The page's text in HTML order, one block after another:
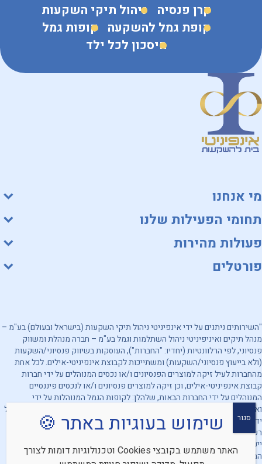
קרן פנסיה ניהול תיקי השקעות
קופת גמל להשקעה קופות גמל
חיסכון לכל ילד
מי אנחנו
תחומי הפעילות שלנו
פעולות מהירות
פורטלים
"השירותים ניתנים על ידי אינפיניטי ניהול תיקי השקעות (בישראל ובעולם) בע"מ –
מנהל תיקים ואיניפיניטי ניהול השתלמות וגמל בע"מ – חברה מנהלת ומשווק
פנסיוני, לפי הרלוונטיות (יחדיו: "החברות"), העוסקות בשיווק פנסיוני/השקעות
(ולא בייעוץ פנסיוני/השקעות) ומשתייכות לקבוצת אינפיניטי-אילים. לכל אחת
מהחברות לעיל זיקה למוצרים הפנסיונים ו/או נכסים המנוהלים על ידי חברות
קבוצת אינפיניטי-אילים, וכן זיקה למוצרים פנסיונים ו/או לנכסים פיננסיים
המנוהלים על ידי החברות הבאות, שלהלן: לקופות הגמל המנוהלות על ידי
ואיניפיניטי ניהול השתלמות וגמל בע"מ, ולקופות הגמל שהשקעותיהן מנוהלות על
ידי אינפיניטי ניהול תיקי השקעות (בישראל ובעולם) בע"מ. מובהר, כי החברות
רשאיות להעדיף מוצרים ו/או נכסים פיננסיים אחרים. האמור לעיל אינו מהווה
ייעוץ/שיווק השקעות ו/או ייעוץ/שיווק פנסיוני ו/או תחליף לייעוץ/שיווק כאמור
המתחשב בנתונים ובצרכים המיוחדים של כל אדם וכן אינו מהווה הצעה לרכישת
שימוש בעוגיות באתר 🍪
האתר משתמש בקובצי Cookies וטכנולוגיות דומות לצורך
סגור